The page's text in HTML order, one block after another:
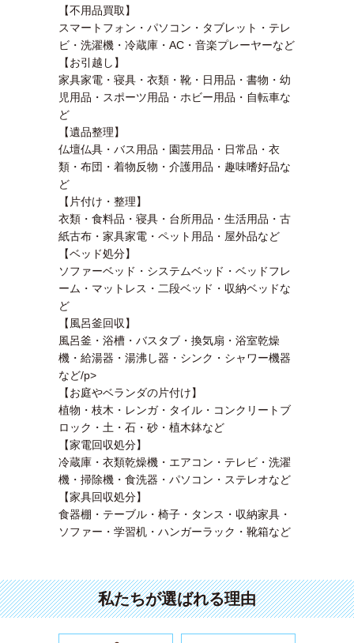
【不用品買取】
スマートフォン・パソコン・タブレット・テレ
ビ・洗濯機・冷蔵庫・AC・音楽プレーヤーなど
【お引越し】
家具家電・寝具・衣類・靴・日用品・書物・幼
児用品・スポーツ用品・ホビー用品・自転車な
ど
【遺品整理】
仏壇仏具・バス用品・園芸用品・日常品・衣
類・布団・着物反物・介護用品・趣味嗜好品な
ど
【片付け・整理】
衣類・食料品・寝具・台所用品・生活用品・古
紙古布・家具家電・ペット用品・屋外品など
【ベッド処分】
ソファーベッド・システムベッド・ベッドフレ
ーム・マットレス・二段ベッド・収納ベッドな
ど
【風呂釜回収】
風呂釜・浴槽・バスタブ・換気扇・浴室乾燥
機・給湯器・湯沸し器・シンク・シャワー機器
など/p>
【お庭やベランダの片付け】
植物・枝木・レンガ・タイル・コンクリートブ
ロック・土・石・砂・植木鉢など
【家電回収処分】
冷蔵庫・衣類乾燥機・エアコン・テレビ・洗濯
機・掃除機・食洗器・パソコン・ステレオなど
【家具回収処分】
食器棚・テーブル・椅子・タンス・収納家具・
ソファー・学習机・ハンガーラック・靴箱など
私たちが選ばれる理由